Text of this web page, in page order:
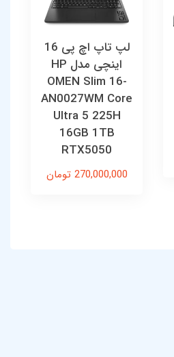
لپ تاپ اچ پی 16
اینچی مدل HP
OMEN Slim 16-
AN0027WM Core
Ultra 5 225H
16GB 1TB
RTX5050
270,000,000 تومان